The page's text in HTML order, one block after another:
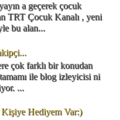
a geçerek çocuk
TRT Çocuk Kanalı , yeni
bu alan...
çok farklı bir konudan
ile blog izleyicisi ni
...
Hediyem Var:)